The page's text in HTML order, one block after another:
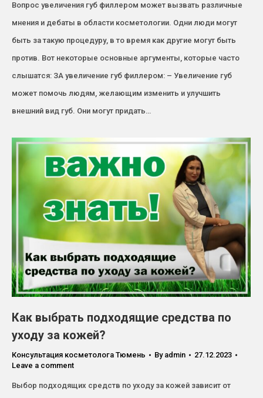
Вопрос увеличения губ филлером может вызвать различные
мнения и дебаты в области косметологии. Одни люди могут
быть за такую процедуру, в то время как другие могут быть
против. Вот некоторые основные аргументы, которые часто
слышатся: ЗА увеличение губ филлером: – Увеличение губ
может помочь людям, желающим изменить и улучшить
внешний вид губ. Они могут придать…
Как выбрать подходящие средства по
уходу за кожей?
Консультация косметолога Тюмень By admin
27.12.2023
Leave a comment
Выбор подходящих средств по уходу за кожей зависит от